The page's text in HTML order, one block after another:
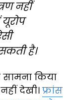
नहीं
है।
सामना किया
देखी।फ्रांस